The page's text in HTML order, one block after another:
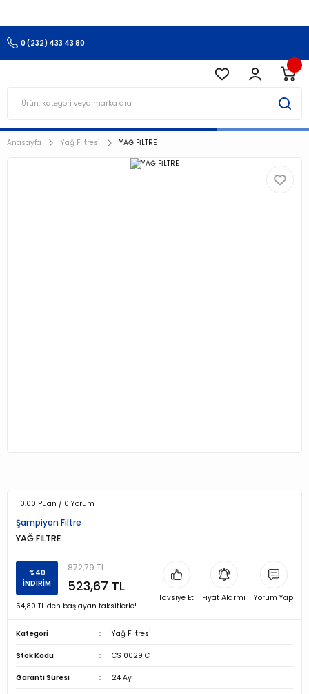
0 (232) 433 43 80
Anasayfa Yağ Filtresi YAĞ FİLTRE
0.00 Puan / 0 Yorum
Şampiyon Filtre
YAĞ FİLTRE
%40
İNDİRİM
872,79 TL
523,67 TL
54,80 TL den başlayan taksitlerle!
Tavsiye Et Fiyat Alarmı Yorum Yap
Kategori Yağ Filtresi
Stok Kodu CS 0029 C
Garanti Süresi 24 Ay